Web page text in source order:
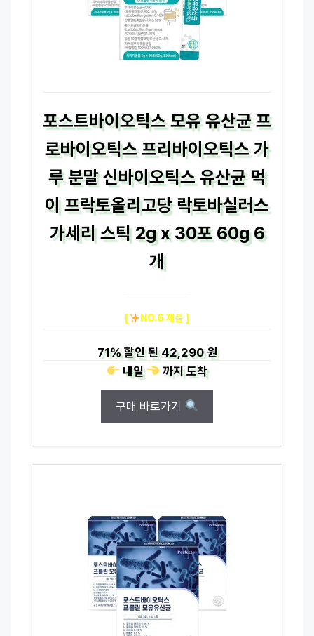
포스트바이오틱스 모유 유산균 프
로바이오틱스 프리바이오틱스 가
루 분말 신바이오틱스 유산균 먹
이 프락토올리고당 락토바실러스
가세리 스틱 2g x 30포 60g 6
개
[ NO.6 제품 ]
71%할인 된42,290 원
내일
까지도착
구매 바로가기